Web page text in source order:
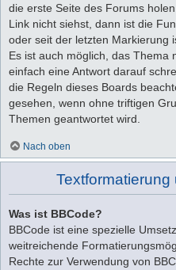
die erste Seite des Forums
Link nicht siehst, dann ist die
oder seit der letzten Markierung
Es ist auch möglich, das Thema
einfach eine Antwort darauf
die Regeln dieses Boards
gesehen, wenn ohne triftigen
Themen geantwortet wird.
Nach oben
Was ist BBCode?
BBCode ist eine spezielle
weitreichende
Rechte zur Verwendung von